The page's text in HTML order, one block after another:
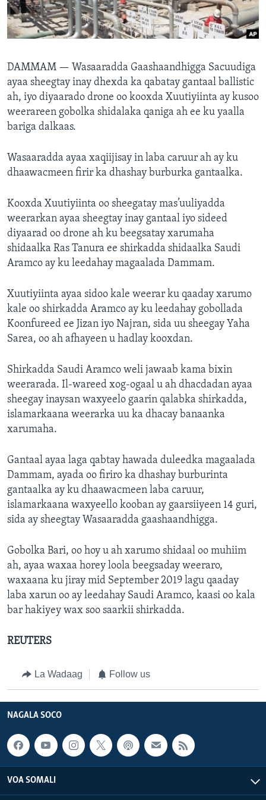
FAAQIDAADDA TODDOBAADKA
DHEXTAALKA TODDOBAADKA
DAMMAM — Wasaaradda Gaashaandhigga Sacuudiga
ayaa sheegtay inay dhexda ka qabatay gantaal ballistic
ah, iyo diyaarado drone oo kooxda Xuutiyiinta ay kusoo
weerareen gobolka shidalaka qaniga ah ee ku yaalla
bariga dalkaas.
Wasaaradda ayaa xaqiijisay in laba caruur ah ay ku
dhaawacmeen firir ka dhashay burburka gantaalka.
Kooxda Xuutiyiinta oo sheegatay mas’uuliyadda
weerarkan ayaa sheegtay inay gantaal iyo sideed
diyaarad oo drone ah ku beegsatay xarumaha
shidaalka Ras Tanura ee shirkadda shidaalka Saudi
Aramco ay ku leedahay magaalada Dammam.
Xuutiyiinta ayaa sidoo kale weerar ku qaaday xarumo
kale oo shirkadda Aramco ay ku leedahay gobollada
Koonfureed ee Jizan iyo Najran, sida uu sheegay Yaha
Sarea, oo ah afhayeen u hadlay kooxdan.
Shirkadda Saudi Aramco weli jawaab kama bixin
weerarada. Il-wareed xog-ogaal u ah dhacdadan ayaa
sheegay inaysan waxyeelo gaarin qalabka shirkadda,
islamarkaana weerarka uu ka dhacay banaanka
xarumaha.
Gantaal ayaa laga qabtay hawada duleedka magaalada
Dammam, ayada oo firiro ka dhashay burburinta
gantaalka ay ku dhaawacmeen laba caruur,
islamarkaana waxyeello kooban ay gaarsiiyeen 14 guri,
sida ay sheegtay Wasaaradda gaashaandhigga.
Gobolka Bari, oo hoy u ah xarumo shidaal oo muhiim
ah, ayaa waxaa horey loola beegsaday weeraro,
waxaana ku jiray mid September 2019 lagu qaaday
laba xarun oo ay leedahay Saudi Aramco, kaasi oo kala
bar hakiyey wax soo saarkii shirkadda.
REUTERS
La Wadaag Follow us
NAGALA SOCO
VOA SOMALI